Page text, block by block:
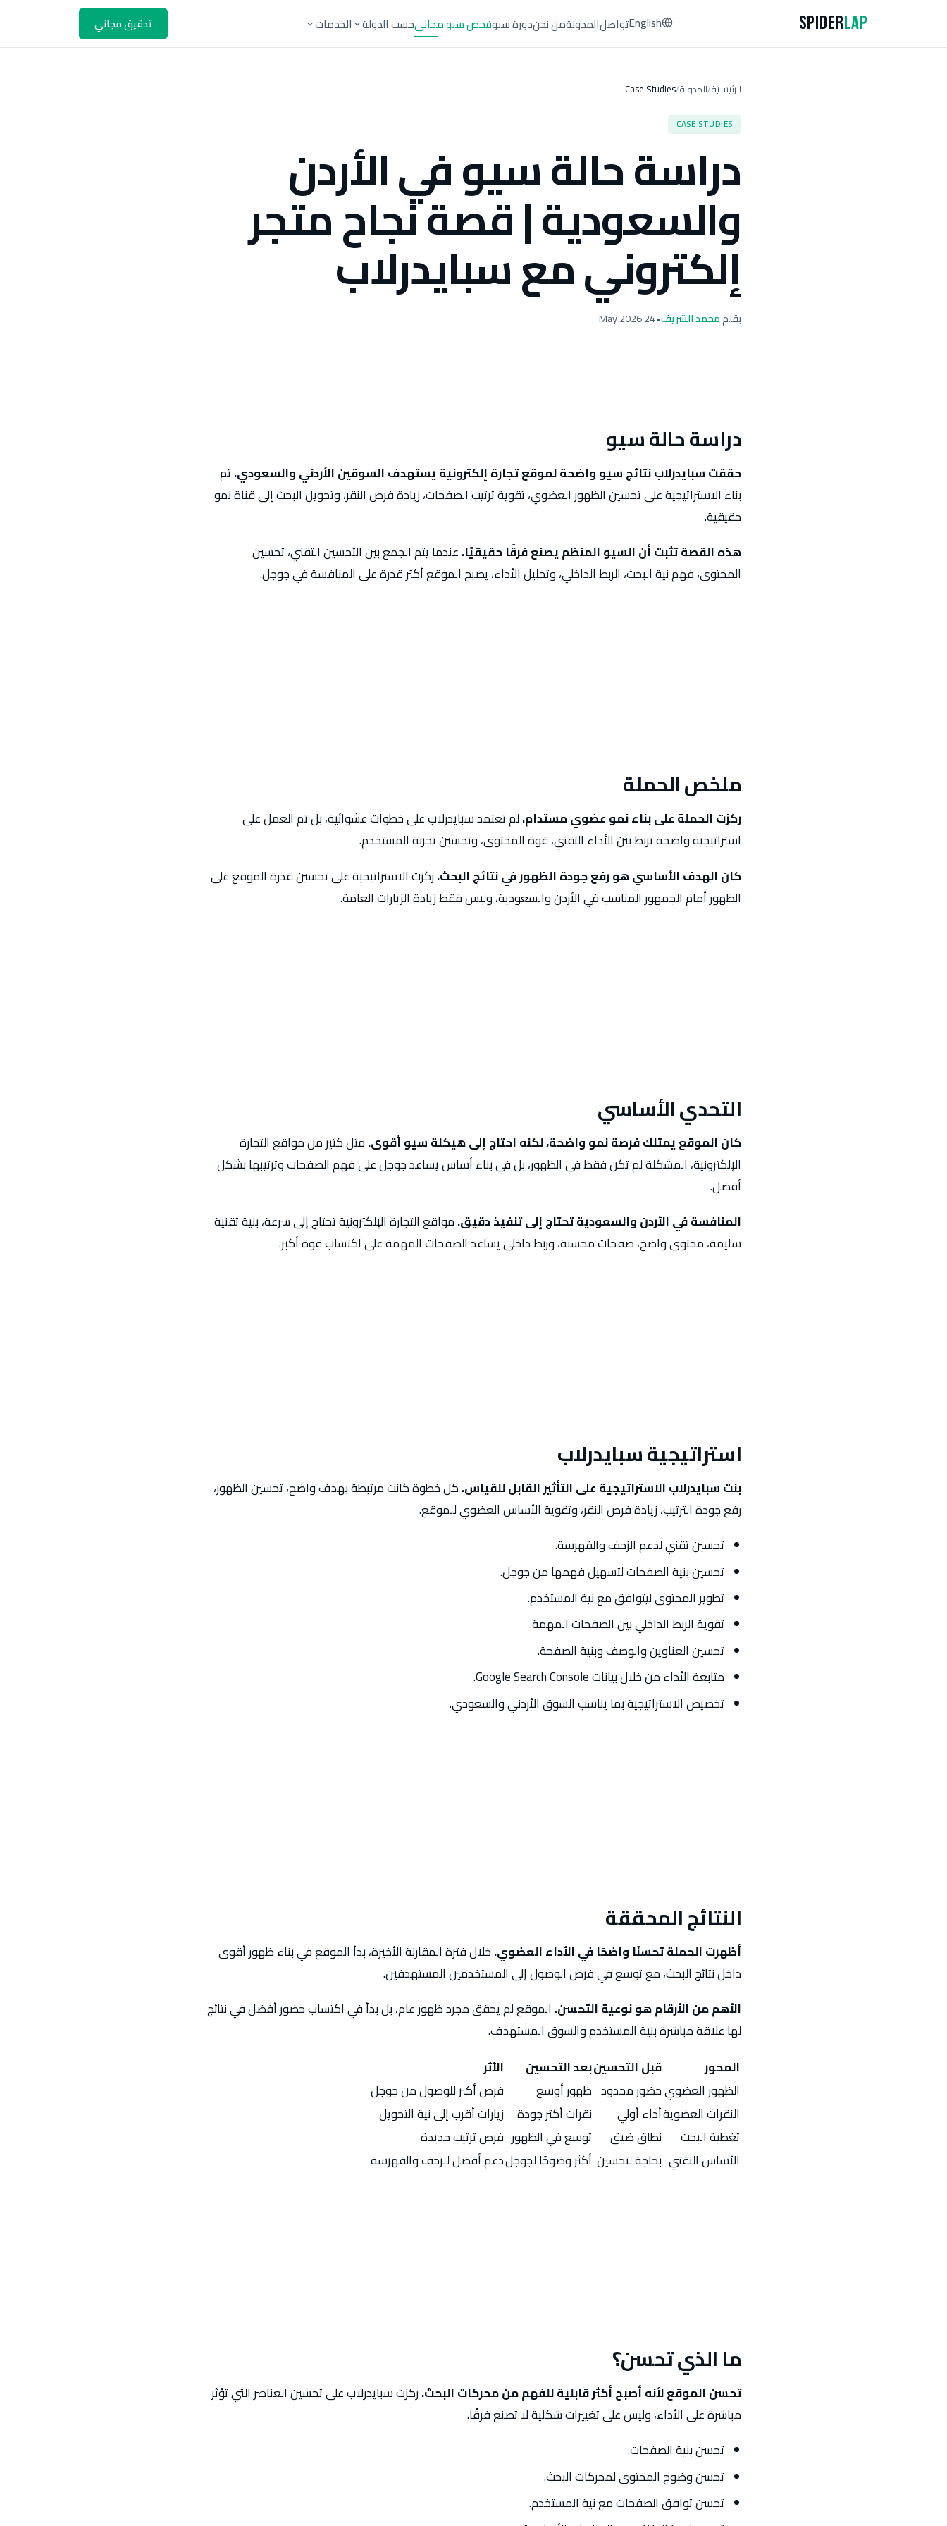
SpiderLap الخدمات حسب الدولةفحص سيو مجانيدورة سيومن نحنالمدونةتواصلEnglish تدقيق مجاني
الرئيسية/المدونة/
Case Studies
CASE STUDIES
دراسة حالة سيو في الأردن
والسعودية | قصة نجاح متجر
إلكتروني مع سبايدرلاب
بقلممحمد الشريف•
24 May 2026
دراسة حالة سيو
حققت سبايدرلاب نتائج سيو واضحة لموقع تجارة إلكترونية يستهدف السوقين الأردني والسعودي.تم
بناء الاستراتيجية على تحسين الظهور العضوي، تقوية ترتيب الصفحات، زيادة فرص النقر، وتحويل البحث إلى قناة نمو
حقيقية.
هذه القصة تثبت أن السيو المنظم يصنع فرقًا حقيقيًا.عندما يتم الجمع بين التحسين التقني، تحسين
المحتوى، فهم نية البحث، الربط الداخلي، وتحليل الأداء، يصبح الموقع أكثر قدرة على المنافسة في جوجل.
ملخص الحملة
ركزت الحملة على بناء نمو عضوي مستدام.لم تعتمد سبايدرلاب على خطوات عشوائية، بل تم العمل على
استراتيجية واضحة تربط بين الأداء التقني، قوة المحتوى، وتحسين تجربة المستخدم.
كان الهدف الأساسي هو رفع جودة الظهور في نتائج البحث.ركزت الاستراتيجية على تحسين قدرة الموقع على
الظهور أمام الجمهور المناسب في الأردن والسعودية، وليس فقط زيادة الزيارات العامة.
التحدي الأساسي
كان الموقع يمتلك فرصة نمو واضحة، لكنه احتاج إلى هيكلة سيو أقوى.مثل كثير من مواقع التجارة
الإلكترونية، المشكلة لم تكن فقط في الظهور، بل في بناء أساس يساعد جوجل على فهم الصفحات وترتيبها بشكل
أفضل.
المنافسة في الأردن والسعودية تحتاج إلى تنفيذ دقيق.مواقع التجارة الإلكترونية تحتاج إلى سرعة، بنية تقنية
سليمة، محتوى واضح، صفحات محسنة، وربط داخلي يساعد الصفحات المهمة على اكتساب قوة أكبر.
استراتيجية سبايدرلاب
بنت سبايدرلاب الاستراتيجية على التأثير القابل للقياس.كل خطوة كانت مرتبطة بهدف واضح، تحسين الظهور،
رفع جودة الترتيب، زيادة فرص النقر، وتقوية الأساس العضوي للموقع.
تحسين تقني لدعم الزحف والفهرسة.
تحسين بنية الصفحات لتسهيل فهمها من جوجل.
تطوير المحتوى ليتوافق مع نية المستخدم.
تقوية الربط الداخلي بين الصفحات المهمة.
تحسين العناوين والوصف وبنية الصفحة.
متابعة الأداء من خلال بيانات Google Search Console.
تخصيص الاستراتيجية بما يناسب السوق الأردني والسعودي.
النتائج المحققة
أظهرت الحملة تحسنًا واضحًا في الأداء العضوي.خلال فترة المقارنة الأخيرة، بدأ الموقع في بناء ظهور أقوى
داخل نتائج البحث، مع توسع في فرص الوصول إلى المستخدمين المستهدفين.
الأهم من الأرقام هو نوعية التحسن. الموقع لم يحقق مجرد ظهور عام، بل بدأ في اكتساب حضور أفضل في نتائج
لها علاقة مباشرة بنية المستخدم والسوق المستهدف.
المحور
قبل التحسينبعد التحسين
الأثر
الظهور العضويحضور محدود ظهور أوسع
فرص أكبر للوصول من جوجل
النقرات العضويةأداء أولي نقرات أكثر جودة
زيارات أقرب إلى نية التحويل
تغطية البحث
نطاق ضيق توسع في الظهور فرص ترتيب جديدة
الأساس التقني بحاجة لتحسين أكثر وضوحًا لجوجلدعم أفضل للزحف والفهرسة
ما الذي تحسن؟
تحسن الموقع لأنه أصبح أكثر قابلية للفهم من محركات البحث.ركزت سبايدرلاب على تحسين العناصر التي تؤثر
مباشرة على الأداء، وليس على تغييرات شكلية لا تصنع فرقًا.
تحسن بنية الصفحات.
تحسن وضوح المحتوى لمحركات البحث.
تحسن توافق الصفحات مع نية المستخدم.